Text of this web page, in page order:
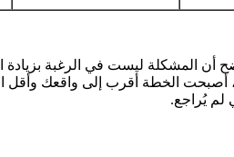
أن المشكلة ليست في الرغبة بزيادة
أصبحت الخطة أقرب إلى واقعك وأقل
لم يُراجع.